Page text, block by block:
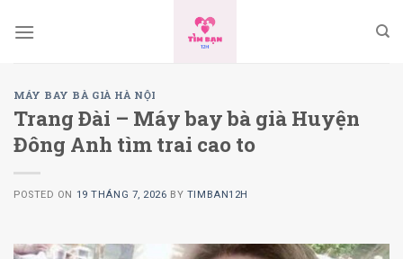
MÁY BAY BÀ GIÀ HÀ NỘI
Trang Ðài – Máy bay bà già Huyện
Đông Anh tìm trai cao to
POSTED ON 19 THÁNG 7, 2026 BY TIMBAN12H